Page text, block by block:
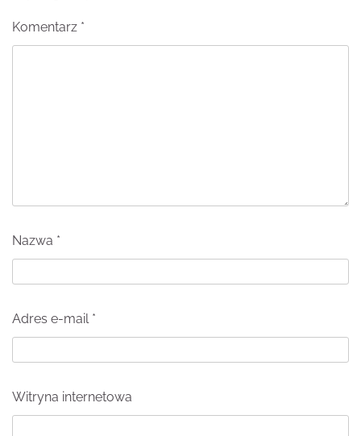
Komentarz *
Nazwa *
Adres e-mail *
Witryna internetowa